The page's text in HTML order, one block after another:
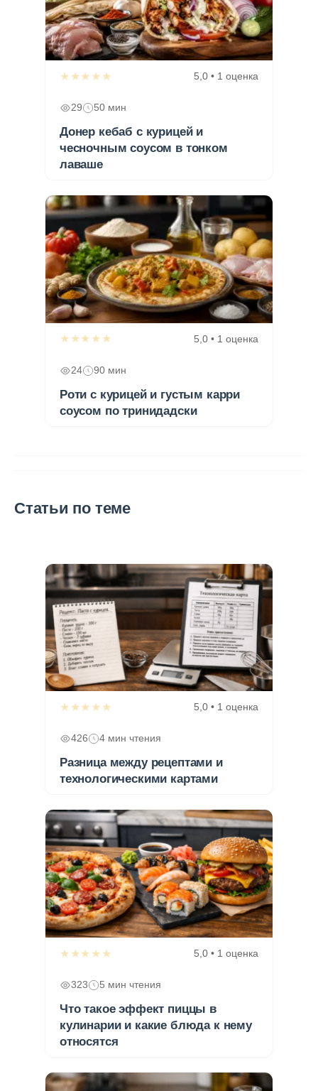
★★★★★ 5,0 • 1 оценка
29 50 мин
Донер кебаб с курицей и
чесночным соусом в тонком
лаваше
★★★★★ 5,0 • 1 оценка
24 90 мин
Роти с курицей и густым карри
соусом по тринидадски
Статьи по теме
★★★★★ 5,0 • 1 оценка
426 4 мин чтения
Разница между рецептами и
технологическими картами
★★★★★ 5,0 • 1 оценка
323 5 мин чтения
Что такое эффект пиццы в
кулинарии и какие блюда к нему
относятся